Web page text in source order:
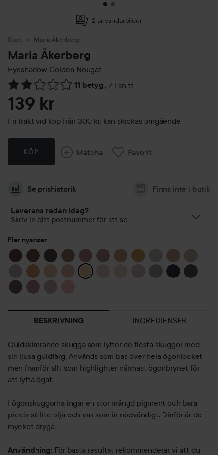
2 användarbilder
Start Maria Åkerberg
Maria Åkerberg
Eyeshadow Golden Nougat
11 betyg , 2 i snitt
Hoppa till Betyg & kommentarer
139 kr
Fri frakt vid köp från 300 kr, kan skickas omgående
KÖP Matcha Favorit
Se prishistorik Finns inte i butik
Leverans redan idag?
Skriv in ditt postnummer för att se
Fler nyanser
BESKRIVNING INGREDIENSER
Guldskimrande skugga som lyfter de flesta skuggor med
sin ljusa guldfärg. Används som bas över hela ögonlocket
men framför allt som highlighter närmast ögonbrynet för
att lyfta ögat.
I ögonskuggorna ingår en stor mängd pigment och bara
precis så lite olja och vax som är nödvändigt. Därför är de
mycket dryga.
Användning: För bästa resultat rekommenderar vi att du